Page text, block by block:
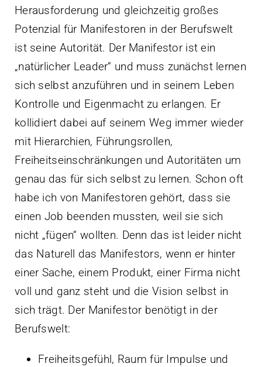
Herausforderung und gleichzeitig großes
Potenzial für Manifestoren in der Berufswelt
ist seine Autorität. Der Manifestor ist ein
„natürlicher Leader“ und muss zunächst lernen
sich selbst anzuführen und in seinem Leben
Kontrolle und Eigenmacht zu erlangen. Er
kollidiert dabei auf seinem Weg immer wieder
mit Hierarchien, Führungsrollen,
Freiheitseinschränkungen und Autoritäten um
genau das für sich selbst zu lernen. Schon oft
habe ich von Manifestoren gehört, dass sie
einen Job beenden mussten, weil sie sich
nicht „fügen“ wollten. Denn das ist leider nicht
das Naturell das Manifestors, wenn er hinter
einer Sache, einem Produkt, einer Firma nicht
voll und ganz steht und die Vision selbst in
sich trägt. Der Manifestor benötigt in der
Berufswelt:
Freiheitsgefühl, Raum für Impulse und